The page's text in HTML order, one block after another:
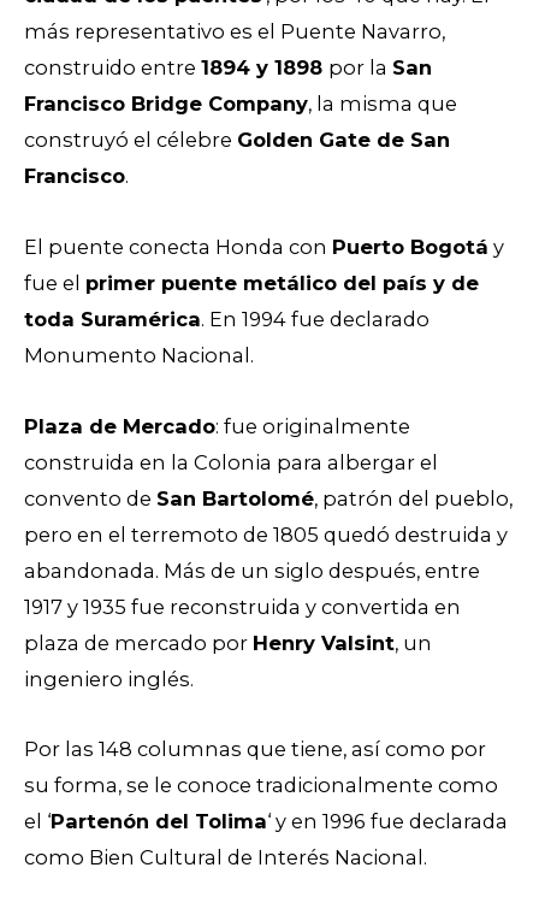
más representativo es el Puente Navarro,
construido entre 1894 y 1898 por la San
Francisco Bridge Company, la misma que
construyó el célebre Golden Gate de San
Francisco.
El puente conecta Honda con Puerto Bogotá y
fue el primer puente metálico del país y de
toda Suramérica. En 1994 fue declarado
Monumento Nacional.
Plaza de Mercado: fue originalmente
construida en la Colonia para albergar el
convento de San Bartolomé, patrón del pueblo,
pero en el terremoto de 1805 quedó destruida y
abandonada. Más de un siglo después, entre
1917 y 1935 fue reconstruida y convertida en
plaza de mercado por Henry Valsint, un
ingeniero inglés.
Por las 148 columnas que tiene, así como por
su forma, se le conoce tradicionalmente como
el ‘Partenón del Tolima‘ y en 1996 fue declarada
como Bien Cultural de Interés Nacional.